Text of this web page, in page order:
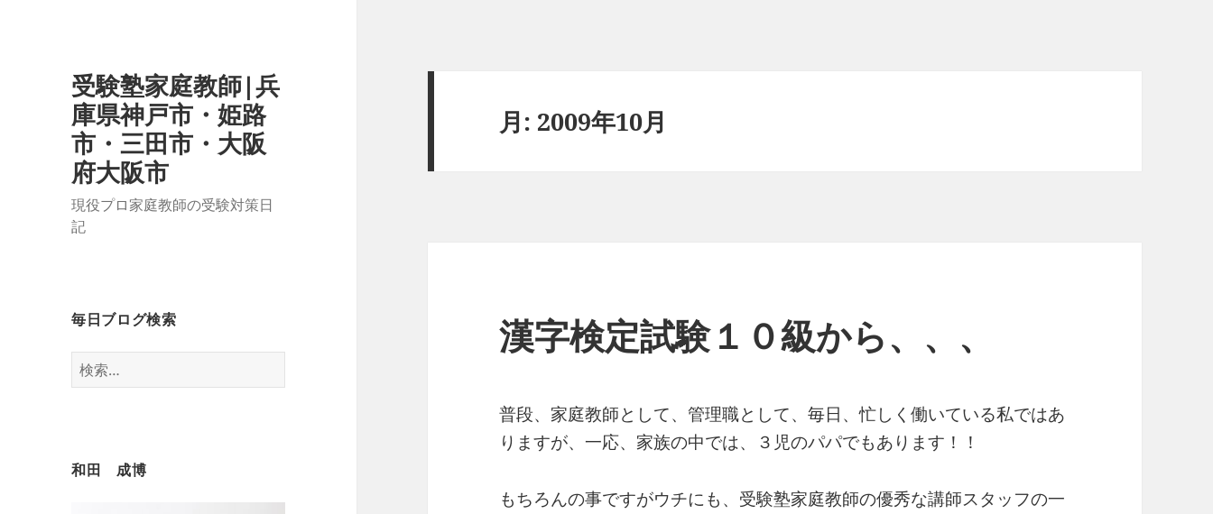
受験塾家庭教師|兵
庫県神戸市・姫路
市・三田市・大阪
府大阪市
現役プロ家庭教師の受験対策日
記
毎日ブログ検索
検
索:
和田 成博
月: 2009年10月
漢字検定試験１０級から、、、
普段、家庭教師として、管理職として、毎日、忙しく働いている私ではあ
りますが、一応、家族の中では、３児のパパでもあります！！
もちろんの事ですがウチにも、受験塾家庭教師の優秀な講師スタッフの一